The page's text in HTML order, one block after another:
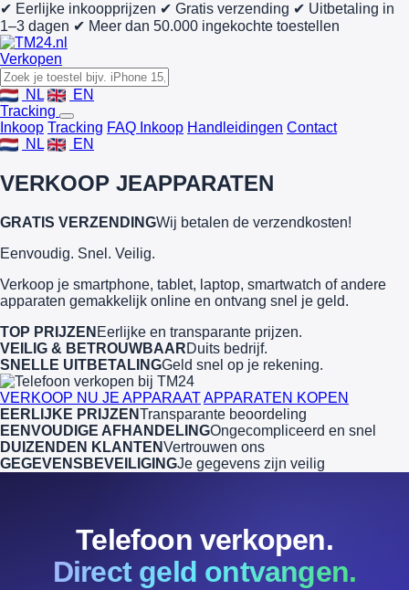
✔ Eerlijke inkoopprijzen ✔ Gratis verzending ✔ Uitbetaling in
1–3 dagen ✔ Meer dan 50.000 ingekochte toestellen
Verkopen
NL
EN
Tracking
Inkoop Tracking FAQ Inkoop Handleidingen Contact
NL
EN
VERKOOP JEAPPARATEN
GRATIS VERZENDINGWij betalen de verzendkosten!
Eenvoudig. Snel. Veilig.
Verkoop je smartphone, tablet, laptop, smartwatch of andere
apparaten gemakkelijk online en ontvang snel je geld.
TOP PRIJZEN Eerlijke en transparante prijzen.
VEILIG & BETROUWBAARDuits bedrijf.
SNELLE UITBETALINGGeld snel op je rekening.
VERKOOP NU JE APPARAATAPPARATEN KOPEN
EERLIJKE PRIJZENTransparante beoordeling
EENVOUDIGE AFHANDELINGOngecompliceerd en snel
DUIZENDEN KLANTENVertrouwen ons
GEGEVENSBEVEILIGINGJe gegevens zijn veilig
Telefoon verkopen.
Direct geld ontvangen.